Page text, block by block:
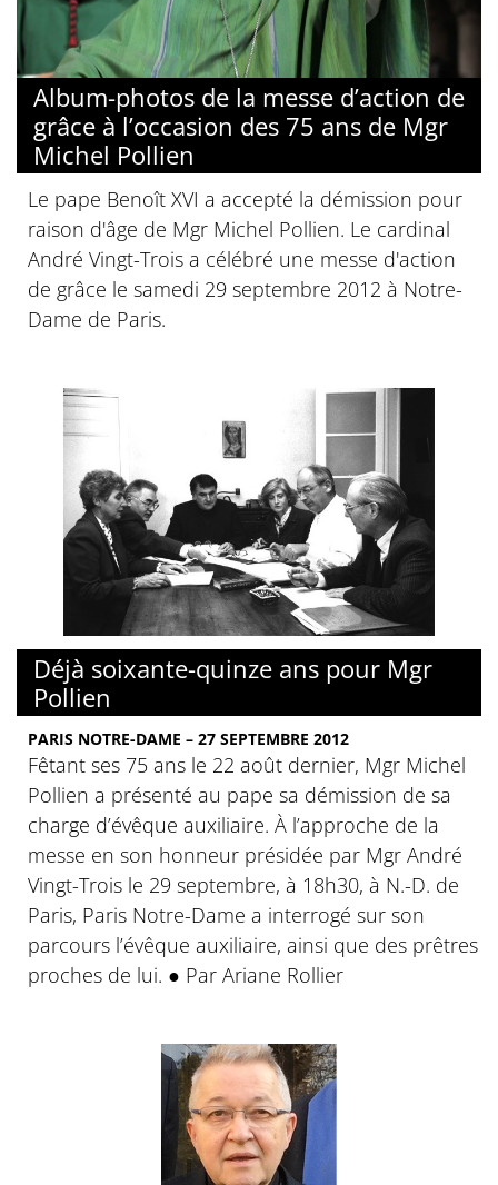
Album-photos de la messe d’action de
grâce à l’occasion des 75 ans de Mgr
Michel Pollien
Le pape Benoît XVI a accepté la démission pour
raison d'âge de Mgr Michel Pollien. Le cardinal
André Vingt-Trois a célébré une messe d'action
de grâce le samedi 29 septembre 2012 à Notre-
Dame de Paris.
Déjà soixante-quinze ans pour Mgr
Pollien
PARIS NOTRE-DAME – 27 SEPTEMBRE 2012
Fêtant ses 75 ans le 22 août dernier, Mgr Michel
Pollien a présenté au pape sa démission de sa
charge d’évêque auxiliaire. À l’approche de la
messe en son honneur présidée par Mgr André
Vingt-Trois le 29 septembre, à 18h30, à N.-D. de
Paris, Paris Notre-Dame a interrogé sur son
parcours l’évêque auxiliaire, ainsi que des prêtres
proches de lui. ● Par Ariane Rollier